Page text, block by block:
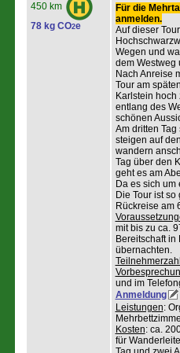
450 km
78 kg CO2e
Für die
anmelden.
Auf dieser
Wegen und
dem Westweg
Nach Anreise
Tour am
Karlstein
entlang des
schönen
Am dritten
steigen auf
wandern
Tag über den
geht es am
Da es sich
Die Tour ist
Rückreise am
mit bis zu ca.
Bereitschaft
übernachten.
und im
Anmeldung
Leistungen:
Kosten: ca.
für